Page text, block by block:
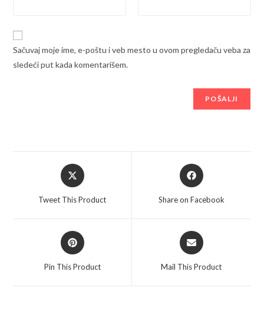
Sačuvaj moje ime, e-poštu i veb mesto u ovom pregledaču veba za
sledeći put kada komentarišem.
Opens
in
Tweet This Product
Opens
in
Share on Facebook
Opens
in
Pin This Product
Opens
in
Mail This Product